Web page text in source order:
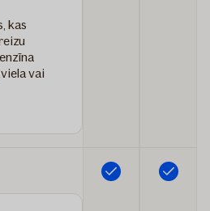
kas
vai
Iekļauts Iekļauts